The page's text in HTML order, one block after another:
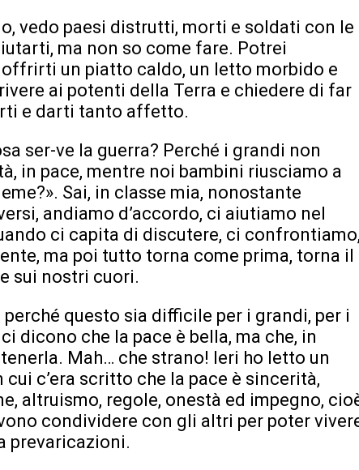
vedo paesi distrutti, morti e soldati con le
ma non so come fare. Potrei
un piatto caldo, un letto morbido e
ai potenti della Terra e chiedere di far
e darti tanto affetto.
ser-ve la guerra? Perché i grandi non
in pace, mentre noi bambini riusciamo a
Sai, in classe mia, nonostante
andiamo d’accordo, ci aiutiamo nel
ci capita di discutere, ci confrontiamo,
ma poi tutto torna come prima, torna il
sui nostri cuori.
questo sia difficile per i grandi, per i
dicono che la pace è bella, ma che, in
Mah… che strano! Ieri ho letto un
c’era scritto che la pace è sincerità,
altruismo, regole, onestà ed impegno,
condividere con gli altri per poter
prevaricazioni.